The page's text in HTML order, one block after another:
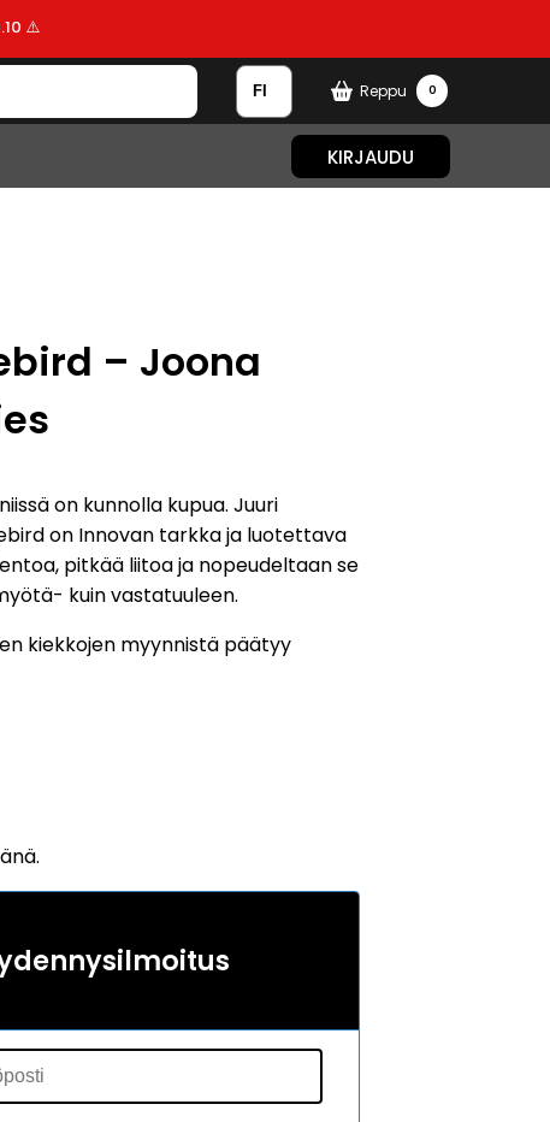
⚠️
Reppu 0
KIRJAUDU
– Joona
on kunnolla kupua. Juuri
on Innovan tarkka ja luotettava
pitkää liitoa ja nopeudeltaan se
kuin vastatuuleen.
kiekkojen myynnistä päätyy